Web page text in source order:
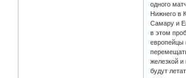
одного
Нижнего в
Самару и
в этом
европейцы
железкой и
будут